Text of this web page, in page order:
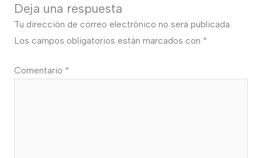
Deja una respuesta
Tu dirección de correo electrónico no será publicada.
Los campos obligatorios están marcados con *
Comentario *